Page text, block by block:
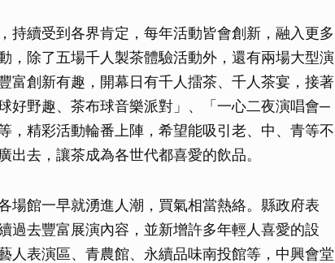
持續受到各界肯定，每年活動皆會創新，融入更多
，除了五場千人製茶體驗活動外，還有兩場大型演
富創新有趣，開幕日有千人擂茶、千人茶宴，接著
好野趣、茶布球音樂派對」、「一心二夜演唱會─
，精彩活動輪番上陣，希望能吸引老、中、青等不
去，讓茶成為各世代都喜愛的飲品。
場館一早就湧進人潮，買氣相當熱絡。縣政府表
過去豐富展演內容，並新增許多年輕人喜愛的設
人表演區、青農館、永續品味南投館等，中興會堂